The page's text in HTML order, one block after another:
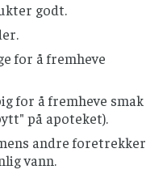
godt.
for å fremheve
for å fremheve smak
på apoteket).
andre foretrekker
vann.